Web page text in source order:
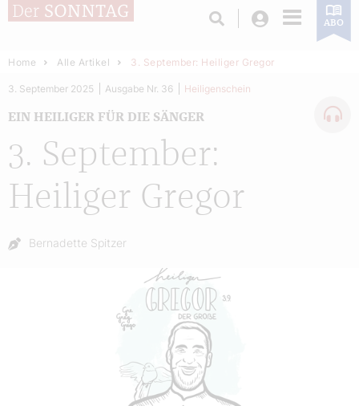
Login ABO
Home Alle Artikel 3. September: Heiliger Gregor
3. September:
Heiliger Gregor
EIN HEILIGER FÜR DIE SÄNGER
3. September 2025 Ausgabe Nr. 36 Heiligenschein
Autor:
Bernadette Spitzer